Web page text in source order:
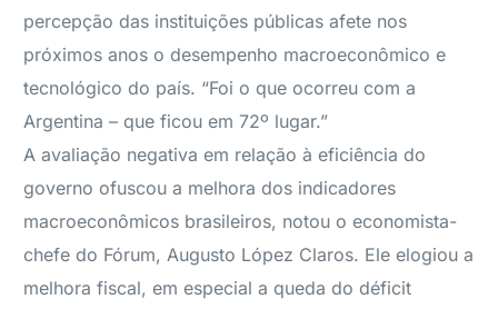
percepção das instituições públicas afete nos
próximos anos o desempenho macroeconômico e
tecnológico do país. “Foi o que ocorreu com a
Argentina – que ficou em 72º lugar.”
A avaliação negativa em relação à eficiência do
governo ofuscou a melhora dos indicadores
macroeconômicos brasileiros, notou o economista-
chefe do Fórum, Augusto López Claros. Ele elogiou a
melhora fiscal, em especial a queda do déficit